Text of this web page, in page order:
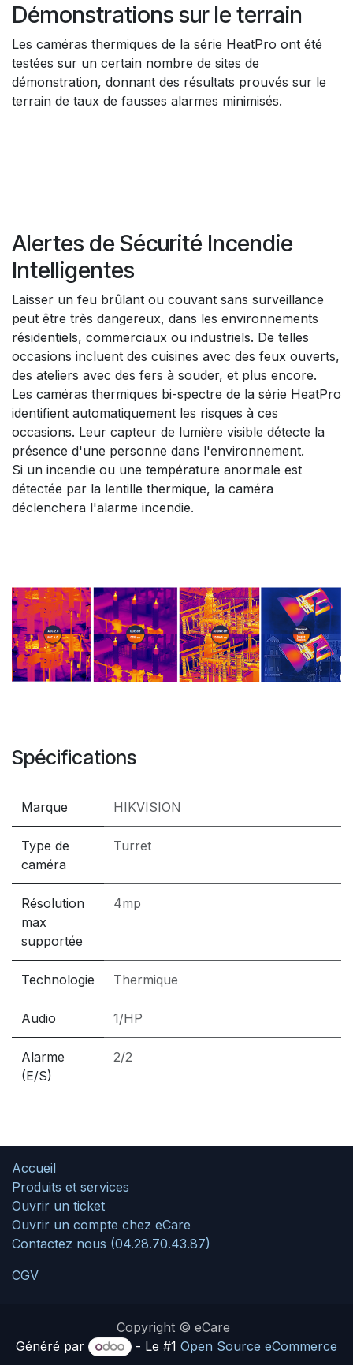
Démonstrations sur le terrain
Les caméras thermiques de la série HeatPro ont été
testées sur un certain nombre de sites de
démonstration, donnant des résultats prouvés sur le
terrain de taux de fausses alarmes minimisés.
Alertes de Sécurité Incendie
Intelligentes
Laisser un feu brûlant ou couvant sans surveillance
peut être très dangereux, dans les environnements
résidentiels, commerciaux ou industriels. De telles
occasions incluent des cuisines avec des feux ouverts,
des ateliers avec des fers à souder, et plus encore.
Les caméras thermiques bi-spectre de la série HeatPro
identifient automatiquement les risques à ces
occasions. Leur capteur de lumière visible détecte la
présence d'une personne dans l'environnement.
Si un incendie ou une température anormale est
détectée par la lentille thermique, la caméra
déclenchera l'alarme incendie.
Spécifications
Marque HIKVISION
Type de
caméra
Turret
Résolution
max
supportée
4mp
Technologie Thermique
Audio 1/HP
Alarme
(E/S)
2/2
Accueil
Produits et services
Ouvrir un ticket
Ouvrir un compte chez eCare
Contactez nous (04.28.70.43.87)
CGV
Copyright © eCare
Généré par
- Le #1 Open Source eCommerce